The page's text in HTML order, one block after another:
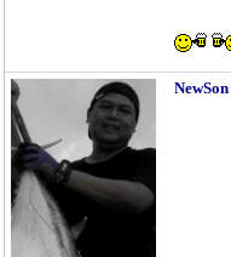
NewSon